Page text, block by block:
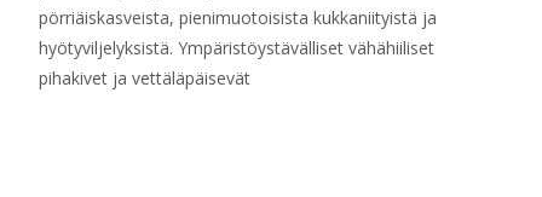
pörriäiskasveista, pienimuotoisista kukkaniityistä ja
hyötyviljelyksistä. Ympäristöystävälliset vähähiiliset
pihakivet ja vettäläpäisevät